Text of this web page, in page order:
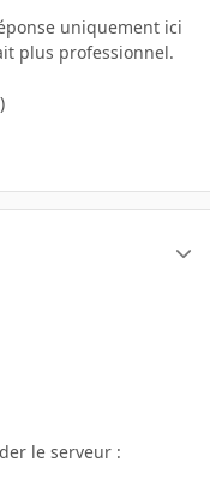
uniquement ici
plus professionnel.
le serveur :